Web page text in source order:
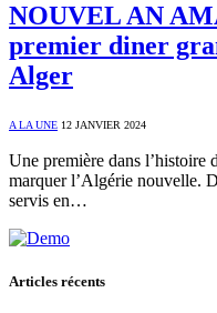
NOUVEL AN
premier diner
Alger
A LA UNE 12 JANVIER 2024
Une première dans l’histoire
marquer l’Algérie nouvelle.
servis en…
Articles récents